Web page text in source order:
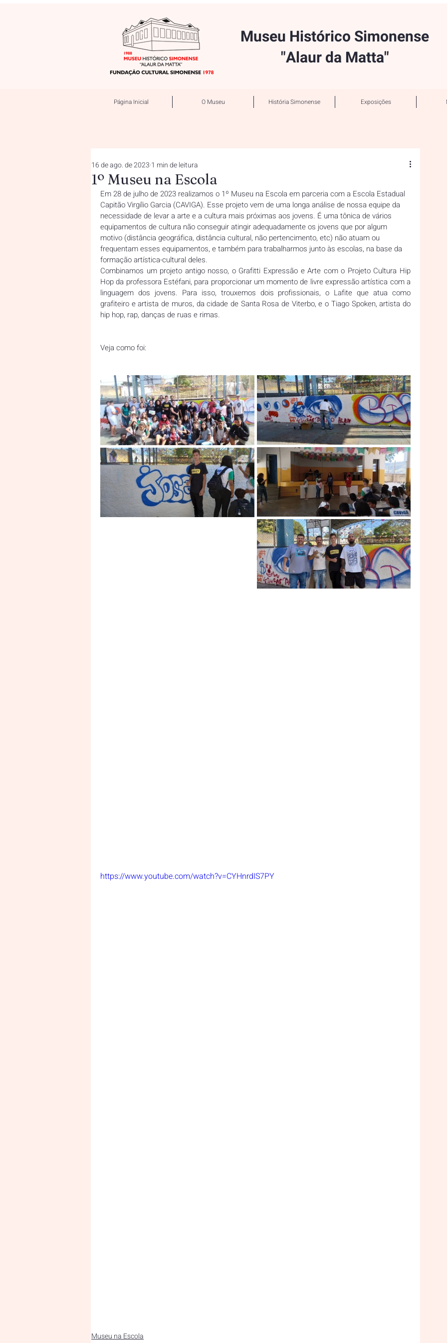
Museu Histórico Simonense
"Alaur da Matta"
Página Inicial O Museu História Simonense Exposições
1º Museu na Escola
16 de ago. de 2023 1 min de leitura
Em 28 de julho de 2023 realizamos o 1º Museu na Escola em parceria com a Escola Estadual
Capitão Virgílio Garcia (CAVIGA). Esse projeto vem de uma longa análise de nossa equipe da
necessidade de levar a arte e a cultura mais próximas aos jovens. É uma tônica de vários
equipamentos de cultura não conseguir atingir adequadamente os jovens que por algum
motivo (distância geográfica, distância cultural, não pertencimento, etc) não atuam ou
frequentam esses equipamentos, e também para trabalharmos junto às escolas, na base da
formação artística-cultural deles.
Combinamos um projeto antigo nosso, o Grafitti Expressão e Arte com o Projeto Cultura Hip
Hop da professora Estéfani, para proporcionar um momento de livre expressão artística com a
linguagem dos jovens. Para isso, trouxemos dois profissionais, o Lafite que atua como
grafiteiro e artista de muros, da cidade de Santa Rosa de Viterbo, e o Tiago Spoken, artista do
hip hop, rap, danças de ruas e rimas.
Veja como foi:
https://www.youtube.com/watch?v=CYHnrdIS7PY
Museu na Escola